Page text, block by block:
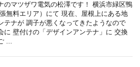
のマツザワ電気の松澤です！ 横浜市緑区鴨
無料エリア）にて 現在、屋根上にある地
テナが 調子が悪くなってきたようなので
に 壁付けの「デザインアンテナ」に 交換
...